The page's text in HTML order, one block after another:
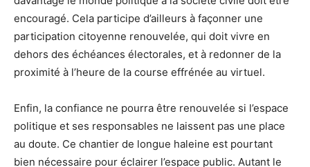
encouragé. Cela participe d’ailleurs à façonner une
participation citoyenne renouvelée, qui doit vivre en
dehors des échéances électorales, et à redonner de la
proximité à l’heure de la course effrénée au virtuel.
Enfin, la confiance ne pourra être renouvelée si l’espace
politique et ses responsables ne laissent pas une place
au doute. Ce chantier de longue haleine est pourtant
bien nécessaire pour éclairer l’espace public. Autant le